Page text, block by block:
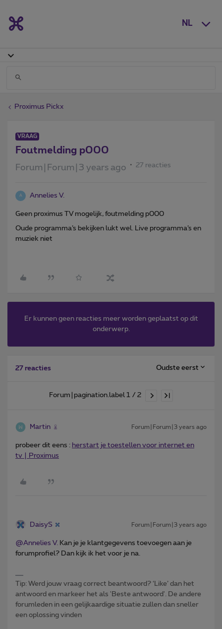
NL
Proximus Pickx
VRAAG
Foutmelding p000
Forum|Forum|3 years ago 27 reacties
A Annelies V.
Geen proximus TV mogelijk, foutmelding p000
Oude programma’s bekijken lukt wel. Live programma’s en
muziek niet
Er kunnen geen reacties meer worden geplaatst op dit
onderwerp.
27 reacties Oudste eerst
Forum|pagination.label 1 / 2
Martin Forum|Forum|3 years ago
probeer dit eens : herstart je toestellen voor internet en
tv | Proximus
DaisyS Forum|Forum|3 years ago
@Annelies V. Kan je je klantgegevens toevoegen aan je
forumprofiel? Dan kijk ik het voor je na.
Tip: Werd jouw vraag correct beantwoord? ‘Like’ dan het
antwoord en markeer het als 'Beste antwoord'. De andere
forumleden in een gelijkaardige situatie zullen dan sneller
een oplossing vinden